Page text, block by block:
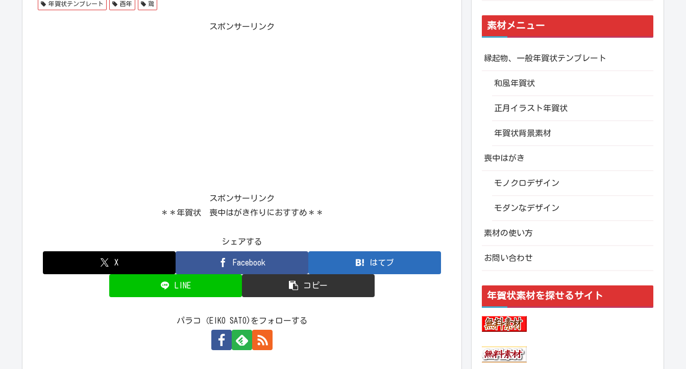
年賀状テンプレート 酉年 鶏
スポンサーリンク
スポンサーリンク
＊＊年賀状 喪中はがき作りにおすすめ＊＊
シェアする
X Facebook はてブ
LINE コピー
パラコ（EIKO SATO)をフォローする
素材メニュー
縁起物、一般年賀状テンプレート
和風年賀状
正月イラスト年賀状
年賀状背景素材
喪中はがき
モノクロデザイン
モダンなデザイン
素材の使い方
お問い合わせ
年賀状素材を探せるサイト